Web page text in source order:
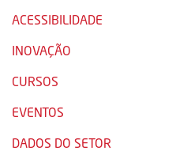
ACESSIBILIDADE
INOVAÇÃO
CURSOS
EVENTOS
DADOS DO SETOR